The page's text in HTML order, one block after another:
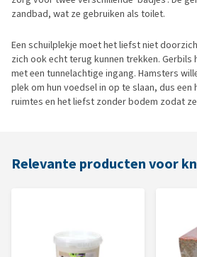
zandbad, wat ze gebruiken als toilet.
Een schuilplekje moet het liefst niet
zich ook echt terug kunnen trekken. Gerbils
met een tunnelachtige ingang. Hamsters
plek om hun voedsel in op te slaan, dus een
ruimtes en het liefst zonder bodem zodat
Relevante producten voor